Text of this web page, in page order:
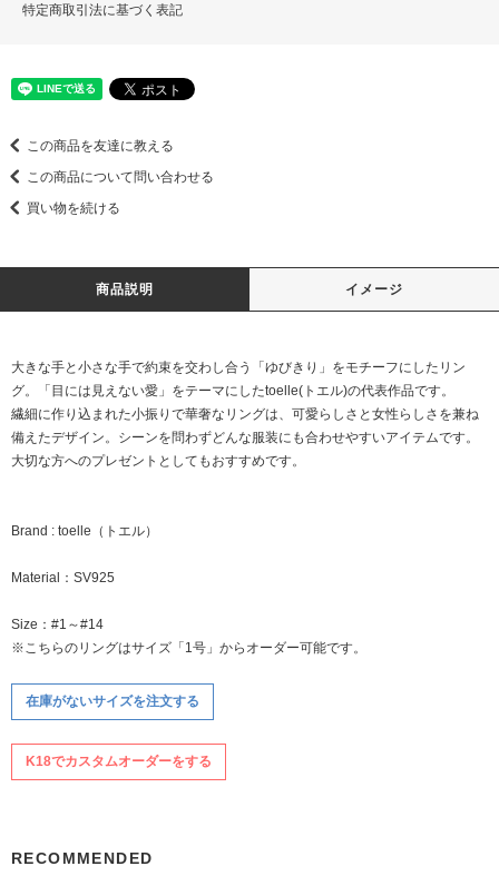
特定商取引法に基づく表記
この商品を友達に教える
この商品について問い合わせる
買い物を続ける
商品説明 イメージ
大きな手と小さな手で約束を交わし合う「ゆびきり」をモチーフにしたリン
グ。「目には見えない愛」をテーマにしたtoelle(トエル)の代表作品です。
繊細に作り込まれた小振りで華奢なリングは、可愛らしさと女性らしさを兼ね
備えたデザイン。シーンを問わずどんな服装にも合わせやすいアイテムです。
大切な方へのプレゼントとしてもおすすめです。
Brand : toelle（トエル）
Material：SV925
Size：#1～#14
※こちらのリングはサイズ「1号」からオーダー可能です。
在庫がないサイズを注文する
K18でカスタムオーダーをする
RECOMMENDED